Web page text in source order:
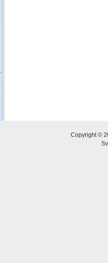
Copyright ©